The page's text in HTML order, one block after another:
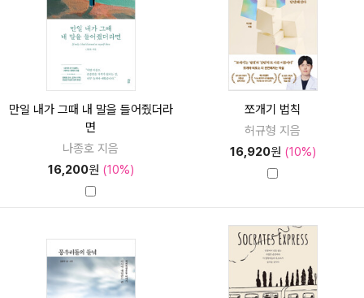
만일 내가 그때 내 말을 들어줬더라
면
나종호 지음
16,200원 (10%)
쪼개기 법칙
허규형 지음
16,920원 (10%)